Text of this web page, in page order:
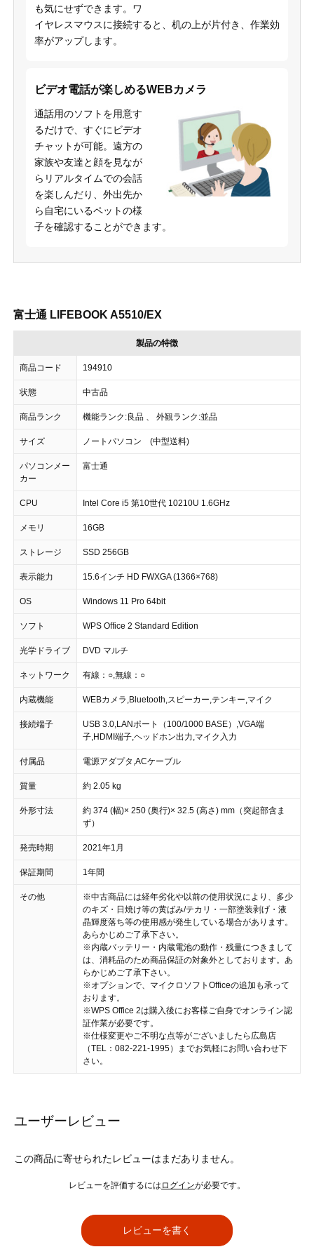
も気にせずできます。ワ
イヤレスマウスに接続すると、机の上が片付き、作業効
率がアップします。
ビデオ電話が楽しめるWEBカメラ
通話用のソフトを用意す
るだけで、すぐにビデオ
チャットが可能。遠方の
家族や友達と顔を見なが
らリアルタイムでの会話
を楽しんだり、外出先か
ら自宅にいるペットの様
子を確認することができます。
富士通 LIFEBOOK A5510/EX
製品の特徴
商品コード 194910
状態 中古品
商品ランク 機能ランク:良品 、 外観ランク:並品
サイズ ノートパソコン (中型送料)
パソコンメー
カー
富士通
CPU Intel Core i5 第10世代 10210U 1.6GHz
メモリ 16GB
ストレージ SSD 256GB
表示能力 15.6インチ HD FWXGA (1366×768)
OS Windows 11 Pro 64bit
ソフト WPS Office 2 Standard Edition
光学ドライブ DVD マルチ
ネットワーク 有線：○,無線：○
内蔵機能 WEBカメラ,Bluetooth,スピーカー,テンキー,マイク
接続端子
USB 3.0,LANポート（100/1000 BASE）,VGA端
子,HDMI端子,ヘッドホン出力,マイク入力
付属品 電源アダプタ,ACケーブル
質量 約 2.05 kg
外形寸法
約 374 (幅)× 250 (奥行)× 32.5 (高さ) mm（突起部含ま
ず）
発売時期 2021年1月
保証期間 1年間
その他
※中古商品には経年劣化や以前の使用状況により、多少
のキズ・日焼け等の黄ばみ/テカリ・一部塗装剥げ・液
晶輝度落ち等の使用感が発生している場合があります。
あらかじめご了承下さい。
※内蔵バッテリー・内蔵電池の動作・残量につきまして
は、消耗品のため商品保証の対象外としております。あ
らかじめご了承下さい。
※オプションで、マイクロソフトOfficeの追加も承って
おります。
※WPS Office 2は購入後にお客様ご自身でオンライン認
証作業が必要です。
※仕様変更やご不明な点等がございましたら広島店
（TEL：082-221-1995）までお気軽にお問い合わせ下
さい。
ユーザーレビュー
この商品に寄せられたレビューはまだありません。
レビューを評価するには ログインが必要です。
レビューを書く